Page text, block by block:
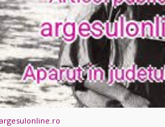
argesulonline.ro